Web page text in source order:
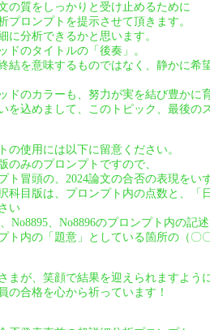
の質をしっかりと受け止めるために
プロンプトを提示させて頂きます。
に分析できるかと思います。
ドのタイトルの「後奏」。
結を意味するものではなく、静かに
ドのカラーも、努力が実を結び豊かに
を込めまして、このトピック、最後の
の使用には以下に留意ください。
のみのプロンプトですので、
ト冒頭の、2024論文の合否の表現をい
科目版は、プロンプト内の点数と、
い
、No8895、No8896のプロンプト内の記
ト内の「題意」としている箇所の（
まが、笑顔で結果を迎えられますよう
の合格を心から祈っています！